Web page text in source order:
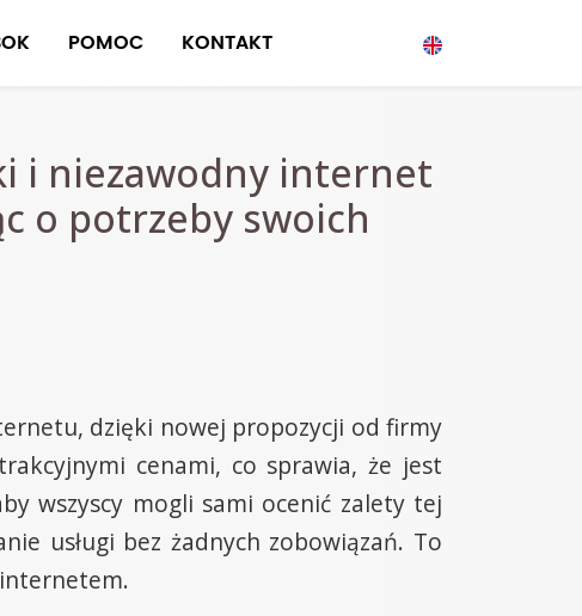
POMOC KONTAKT
i niezawodny internet
o potrzeby swoich
dzięki nowej propozycji od firmy
cenami, co sprawia, że jest
wszyscy mogli sami ocenić zalety tej
usługi bez żadnych zobowiązań. To